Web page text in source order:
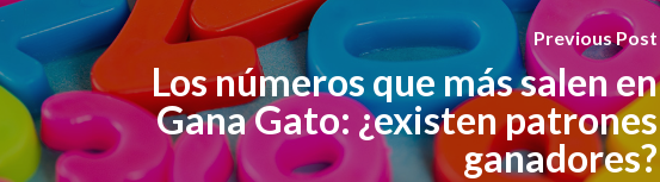
Previous Post
Los números que más salen en
Gana Gato: ¿existen patrones
ganadores?